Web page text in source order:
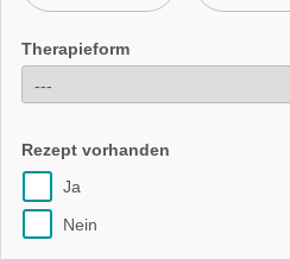
Therapieform
Rezept vorhanden
Ja
Nein